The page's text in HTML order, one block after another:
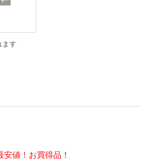
ます
値！お買得品！